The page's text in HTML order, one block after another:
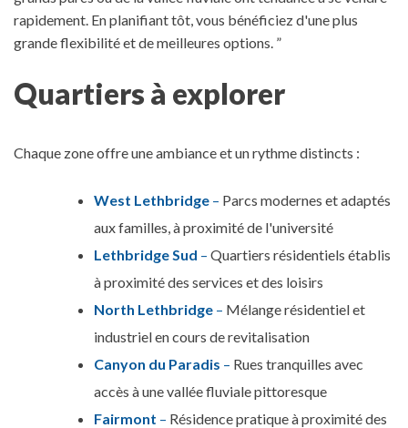
rapidement. En planifiant tôt, vous bénéficiez d'une plus
grande flexibilité et de meilleures options. ”
Quartiers à explorer
Chaque zone offre une ambiance et un rythme distincts :
West Lethbridge – Parcs modernes et adaptés
aux familles, à proximité de l'université
Lethbridge Sud – Quartiers résidentiels établis
à proximité des services et des loisirs
North Lethbridge – Mélange résidentiel et
industriel en cours de revitalisation
Canyon du Paradis – Rues tranquilles avec
accès à une vallée fluviale pittoresque
Fairmont – Résidence pratique à proximité des